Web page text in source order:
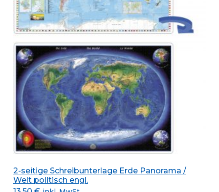
2-seitige Schreibunterlage Erde Panorama /
Welt politisch engl.